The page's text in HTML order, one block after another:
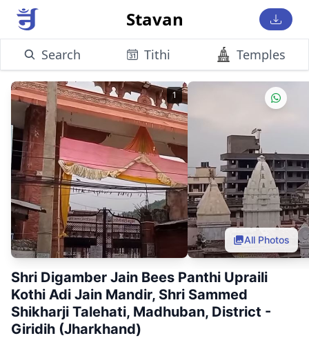
Stavan
Search Tithi Temples
1
All Photos
Shri Digamber Jain Bees Panthi Upraili
Kothi Adi Jain Mandir, Shri Sammed
Shikharji Talehati, Madhuban, District -
Giridih (Jharkhand)